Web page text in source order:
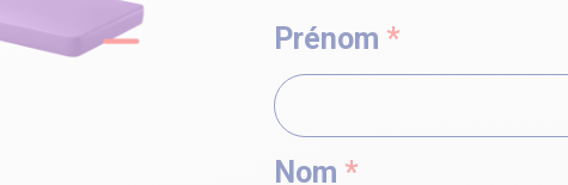
Prénom *
Nom *